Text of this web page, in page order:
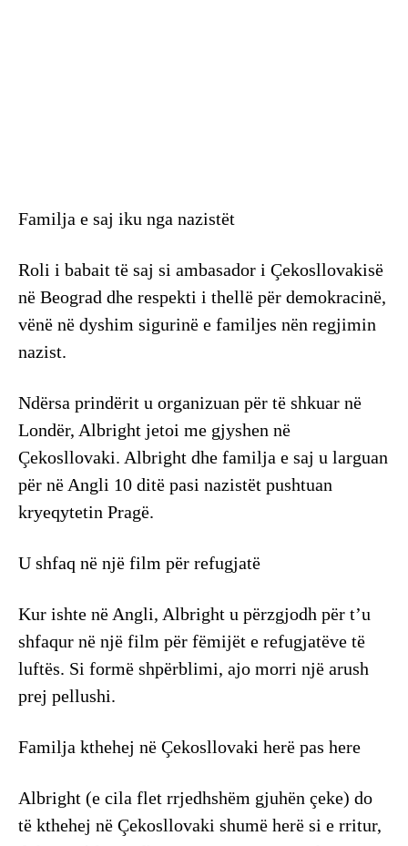
Familja e saj iku nga nazistët
Roli i babait të saj si ambasador i Çekosllovakisë
në Beograd dhe respekti i thellë për demokracinë,
vënë në dyshim sigurinë e familjes nën regjimin
nazist.
Ndërsa prindërit u organizuan për të shkuar në
Londër, Albright jetoi me gjyshen në
Çekosllovaki. Albright dhe familja e saj u larguan
për në Angli 10 ditë pasi nazistët pushtuan
kryeqytetin Pragë.
U shfaq në një film për refugjatë
Kur ishte në Angli, Albright u përzgjodh për t’u
shfaqur në një film për fëmijët e refugjatëve të
luftës. Si formë shpërblimi, ajo morri një arush
prej pellushi.
Familja kthehej në Çekosllovaki herë pas here
Albright (e cila flet rrjedhshëm gjuhën çeke) do
të kthehej në Çekosllovaki shumë herë si e rritur,